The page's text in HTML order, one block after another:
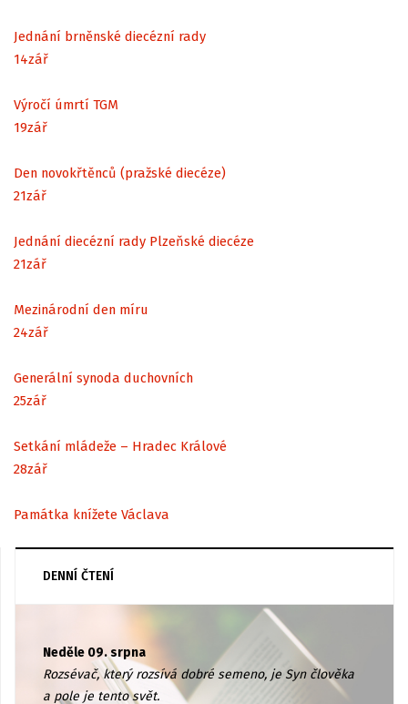
Jednání brněnské diecézní rady
14zář
Výročí úmrtí TGM
19zář
Den novokřtěnců (pražské diecéze)
21zář
Jednání diecézní rady Plzeňské diecéze
21zář
Mezinárodní den míru
24zář
Generální synoda duchovních
25zář
Setkání mládeže – Hradec Králové
28zář
Památka knížete Václava
DENNÍ ČTENÍ
Neděle 09. srpna
Rozsévač, který rozsívá dobré semeno, je Syn člověka
a pole je tento svět.